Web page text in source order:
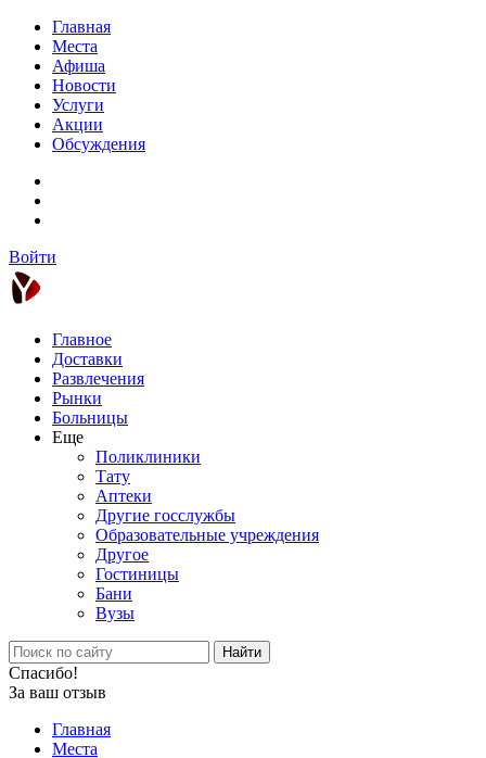
Главная
Места
Афиша
Новости
Услуги
Акции
Обсуждения
Войти
Главное
Доставки
Развлечения
Рынки
Больницы
Еще
Поликлиники
Тату
Аптеки
Другие госслужбы
Образовательные учреждения
Другое
Гостиницы
Бани
Вузы
Найти
Спасибо!
За ваш отзыв
Главная
Места